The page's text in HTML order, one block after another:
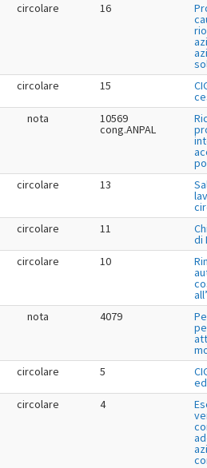
circolare 16
circolare 15
nota 10569
cong.ANPAL
circolare 13
circolare 11
di
circolare 10
nota 4079
circolare 5
circolare 4